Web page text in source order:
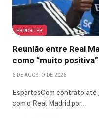
ESPORTES
Reunião entre Real
como “muito positiva”
6 DE AGOSTO DE 2026
EsportesCom contrato até
com o Real Madrid por…